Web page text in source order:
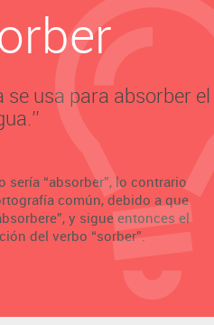
se usa para absorber el
sería “absorber”, lo contrario
común, debido a que
y sigue entonces el
del verbo “sorber”.